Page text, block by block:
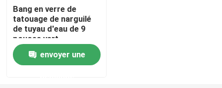
Bang en verre fumant
Verre Dab Rigs
Bang en verre de
tatouage de narguilé
de tuyau d'eau de 9
pouces vert
transparent
envoyer une